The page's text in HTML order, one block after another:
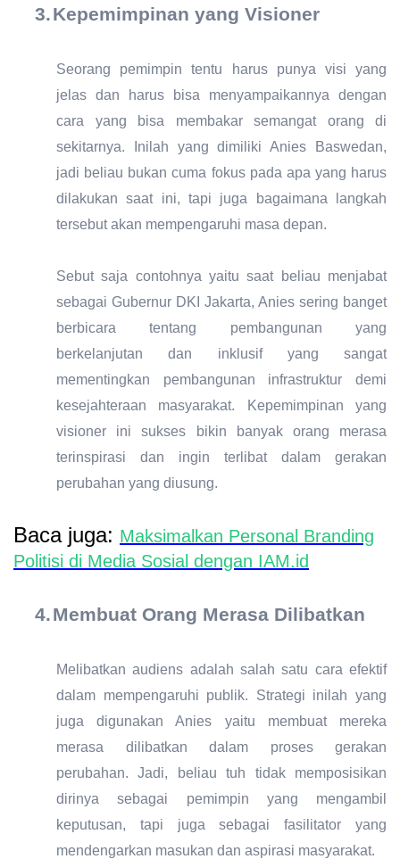
3.Kepemimpinan yang Visioner
Seorang pemimpin tentu harus punya visi yang
jelas dan harus bisa menyampaikannya dengan
cara yang bisa membakar semangat orang di
sekitarnya. Inilah yang dimiliki Anies Baswedan,
jadi beliau bukan cuma fokus pada apa yang harus
dilakukan saat ini, tapi juga bagaimana langkah
tersebut akan mempengaruhi masa depan.
Sebut saja contohnya yaitu saat beliau menjabat
sebagai Gubernur DKI Jakarta, Anies sering banget
berbicara tentang pembangunan yang
berkelanjutan dan inklusif yang sangat
mementingkan pembangunan infrastruktur demi
kesejahteraan masyarakat. Kepemimpinan yang
visioner ini sukses bikin banyak orang merasa
terinspirasi dan ingin terlibat dalam gerakan
perubahan yang diusung.
Baca juga: Maksimalkan Personal Branding
Politisi di Media Sosial dengan IAM.id
4.Membuat Orang Merasa Dilibatkan
Melibatkan audiens adalah salah satu cara efektif
dalam mempengaruhi publik. Strategi inilah yang
juga digunakan Anies yaitu membuat mereka
merasa dilibatkan dalam proses gerakan
perubahan. Jadi, beliau tuh tidak memposisikan
dirinya sebagai pemimpin yang mengambil
keputusan, tapi juga sebagai fasilitator yang
mendengarkan masukan dan aspirasi masyarakat.